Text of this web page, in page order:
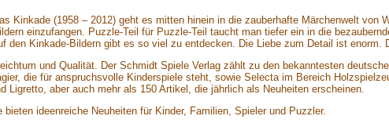
Kinkade (1958 – 2012) geht es mitten hinein in die zauberhafte Märchenwelt
einzufangen. Puzzle-Teil für Puzzle-Teil taucht man tiefer ein in die
den Kinkade-Bildern gibt es so viel zu entdecken. Die Liebe zum Detail ist
und Qualität. Der Schmidt Spiele Verlag zählt zu den bekanntesten
die für anspruchsvolle Kinderspiele steht, sowie Selecta im Bereich
Ligretto, aber auch mehr als 150 Artikel, die jährlich als Neuheiten erscheinen.
ideenreiche Neuheiten für Kinder, Familien, Spieler und Puzzler.